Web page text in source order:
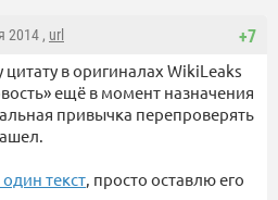
+7
2014 , url
цитату в оригиналах WikiLeaks
ещё в момент назначения
привычка перепроверять
текст, просто оставлю его